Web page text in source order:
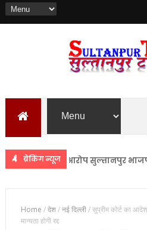
ब्रेकिंग न्यूज
का आरोप सुल्तानपुर भाजपा
Home /देश/नई दिल्ली/सुप्रीम कोर्ट का
मान्यता होगी रद्द